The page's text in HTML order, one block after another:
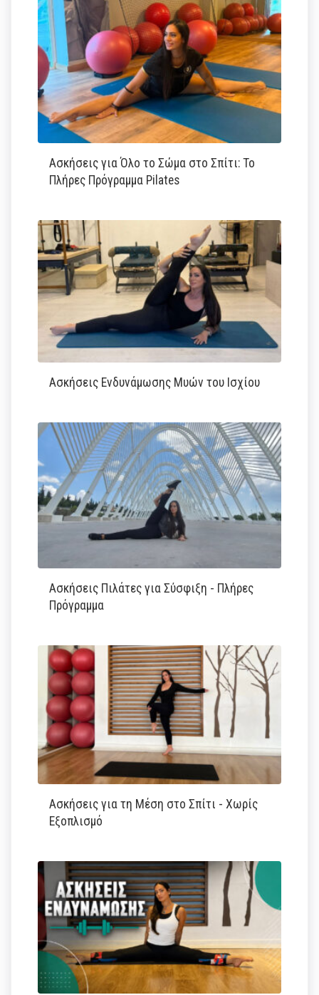
Ασκήσεις για Όλο το Σώμα στο Σπίτι: Το
Πλήρες Πρόγραμμα Pilates
Ασκήσεις Ενδυνάμωσης Μυών του Ισχίου
Ασκήσεις Πιλάτες για Σύσφιξη - Πλήρες
Πρόγραμμα
Ασκήσεις για τη Μέση στο Σπίτι - Χωρίς
Εξοπλισμό